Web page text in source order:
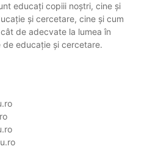
educați copiii noștri, cine și
și cercetare, cine și cum
de adecvate la lumea în
educație și cercetare.